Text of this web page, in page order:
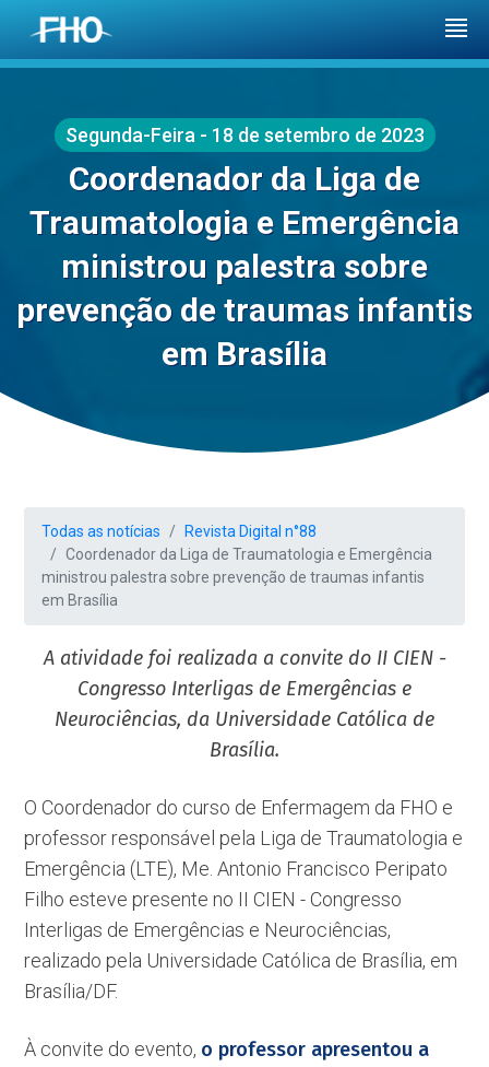
Segunda-Feira - 18 de setembro de 2023
Coordenador da Liga de
Traumatologia e Emergência
ministrou palestra sobre
prevenção de traumas infantis
em Brasília
Todas as notícias
Revista Digital n°88
Coordenador da Liga de Traumatologia e Emergência
ministrou palestra sobre prevenção de traumas infantis
em Brasília
A atividade foi realizada a convite do II CIEN -
Congresso Interligas de Emergências e
Neurociências, da Universidade Católica de
Brasília.
O Coordenador do curso de Enfermagem da FHO e
professor responsável pela Liga de Traumatologia e
Emergência (LTE), Me. Antonio Francisco Peripato
Filho esteve presente no II CIEN - Congresso
Interligas de Emergências e Neurociências,
realizado pela Universidade Católica de Brasília, em
Brasília/DF.
À convite do evento, o professor apresentou a